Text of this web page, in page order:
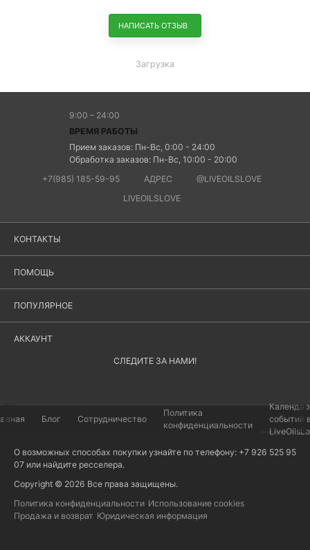
НАПИСАТЬ ОТЗЫВ
Загрузка
9:00 – 24:00
ВРЕМЯ РАБОТЫ
Прием заказов: Пн-Вс, 0:00 - 24:00
Обработка заказов: Пн-Вс, 10:00 - 20:00
+7(985) 185-59-95
АДРЕС
@LIVEOILSLOVE
LIVEOILSLOVE
КОНТАКТЫ
ПОМОЩЬ
ПОПУЛЯРНОЕ
АККАУНТ
СЛЕДИТЕ ЗА НАМИ!
Блог Сотрудничество
Политика
конфиденциальности
событий
О возможных способах покупки узнайте по телефону: +7 926 525 95
07 или найдите ресселера.
Copyright © 2026 Все права защищены.
Политика конфиденциальности Использование cookies
Продажа и возврат Юридическая информация